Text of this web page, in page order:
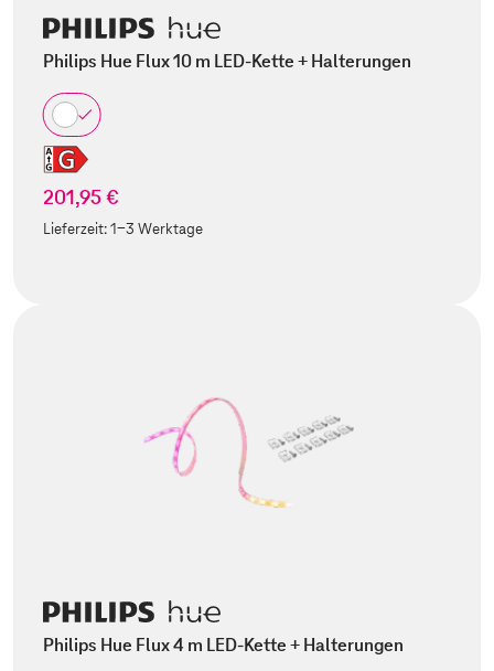
Philips Hue Flux 10 m LED-Kette + Halterungen
201,95 €
Lieferzeit:1-3 Werktage
Philips Hue Flux 4 m LED-Kette + Halterungen